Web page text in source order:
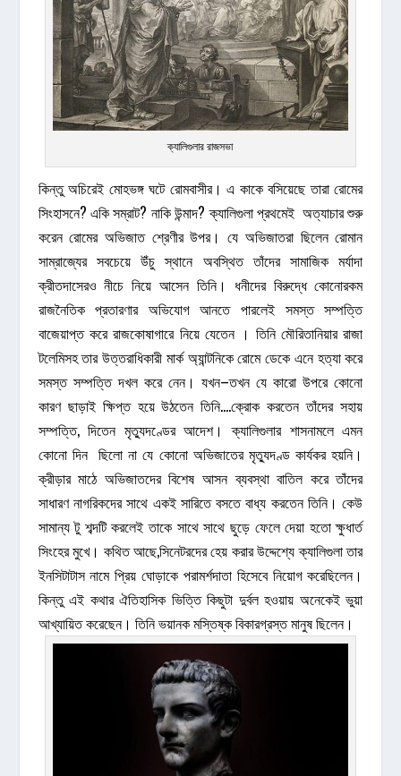
ক্যালিগুলার রাজসভা
কিন্তু অচিরেই মোহভঙ্গ ঘটে রোমবাসীর। এ কাকে বসিয়েছে তারা রোমের
সিংহাসনে? একি সম্রাট? নাকি উন্মাদ? ক্যালিগুলা প্রথমেই অত্যাচার শুরু
করেন রোমের অভিজাত শ্রেণীর উপর। যে অভিজাতরা ছিলেন রোমান
সাম্রাজ্যের সবচেয়ে উঁচু স্থানে অবস্থিত তাঁদের সামাজিক মর্যাদা
ক্রীতদাসেরও নীচে নিয়ে আসেন তিনি। ধনীদের বিরুদ্ধে কোনোরকম
রাজনৈতিক প্রতারণার অভিযোগ আনতে পারলেই সমস্ত সম্পত্তি
বাজেয়াপ্ত করে রাজকোষাগারে নিয়ে যেতেন । তিনি মৌরিতানিয়ার রাজা
টলেমিসহ তার উত্তরাধিকারী মার্ক অ্যান্টনিকে রোমে ডেকে এনে হত্যা করে
সমস্ত সম্পত্তি দখল করে নেন। যখন–তখন যে কারো উপরে কোনো
কারণ ছাড়াই ক্ষিপ্ত হয়ে উঠতেন তিনি….ক্রোক করতেন তাঁদের সহায়
সম্পত্তি, দিতেন মৃত্যুদণ্ডের আদেশ। ক্যালিগুলার শাসনামলে এমন
কোনো দিন ছিলো না যে কোনো অভিজাতের মৃত্যুদণ্ড কার্যকর হয়নি।
ক্রীড়ার মাঠে অভিজাতদের বিশেষ আসন ব্যবস্থা বাতিল করে তাঁদের
সাধারণ নাগরিকদের সাথে একই সারিতে বসতে বাধ্য করতেন তিনি। কেউ
সামান্য টু শব্দটি করলেই তাকে সাথে সাথে ছুড়ে ফেলে দেয়া হতো ক্ষুধার্ত
সিংহের মুখে। কথিত আছে,সিনেটরদের হেয় করার উদ্দেশ্যে ক্যালিগুলা তার
ইনসিটাটাস নামে প্রিয় ঘোড়াকে পরামর্শদাতা হিসেবে নিয়োগ করেছিলেন।
কিন্তু এই কথার ঐতিহাসিক ভিত্তি কিছুটা দুর্বল হওয়ায় অনেকেই ভুয়া
আখ্যায়িত করেছেন। তিনি ভয়ানক মস্তিষ্ক বিকারগ্রস্ত মানুষ ছিলেন।